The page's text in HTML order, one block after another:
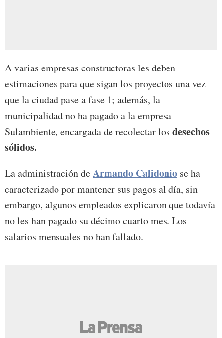
A varias empresas constructoras les deben
estimaciones para que sigan los proyectos una vez
que la ciudad pase a fase 1; además, la
municipalidad no ha pagado a la empresa
Sulambiente, encargada de recolectar los desechos
sólidos.
La administración deArmando Calidonio se ha
caracterizado por mantener sus pagos al día, sin
embargo, algunos empleados explicaron que todavía
no les han pagado su décimo cuarto mes. Los
salarios mensuales no han fallado.